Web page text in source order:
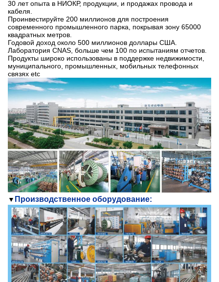
30 лет опыта в НИОКР, продукции, и продажах провода и
кабеля.
Проинвестируйте 200 миллионов для построения
современного промышленного парка, покрывая зону 65000
квадратных метров.
Годовой доход около 500 миллионов доллары США.
Лаборатория CNAS, больше чем 100 по испытаниям отчетов.
Продукты широко использованы в поддержке недвижимости,
муниципального, промышленных, мобильных телефонных
связях etc
▼ Производственное оборудование: